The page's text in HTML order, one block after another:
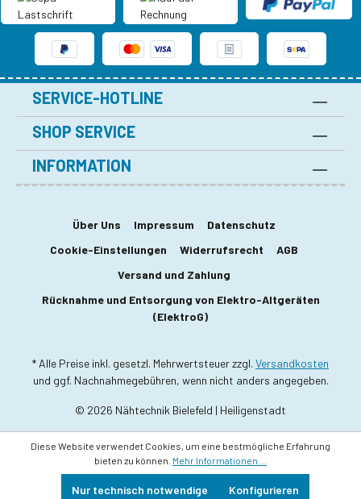
SERVICE-HOTLINE
SHOP SERVICE
INFORMATION
Über Uns Impressum
Datenschutz
Cookie-Einstellungen
Widerrufsrecht
AGB
Versand und Zahlung
Rücknahme und Entsorgung von Elektro-Altgeräten
(ElektroG)
* Alle Preise inkl. gesetzl. Mehrwertsteuer zzgl. Versandkosten
und ggf. Nachnahmegebühren, wenn nicht anders angegeben.
© 2026 Nähtechnik Bielefeld | Heiligenstadt
Diese Website verwendet Cookies, um eine bestmögliche Erfahrung
bieten zu können. Mehr Informationen ...
Nur technisch notwendige Konfigurieren